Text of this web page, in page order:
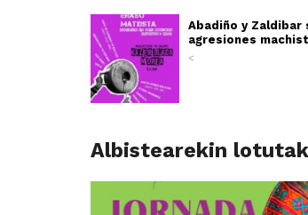
Abadiño y Zaldibar
agresiones
<
Albistearekin